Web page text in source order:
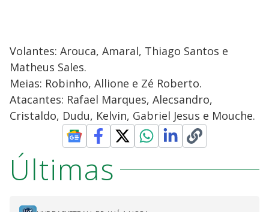
Volantes: Arouca, Amaral, Thiago Santos e
Matheus Sales.
Meias: Robinho, Allione e Zé Roberto.
Atacantes: Rafael Marques, Alecsandro,
Cristaldo, Dudu, Kelvin, Gabriel Jesus e Mouche.
Últimas